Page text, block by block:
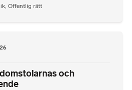
Offentlig rätt
och